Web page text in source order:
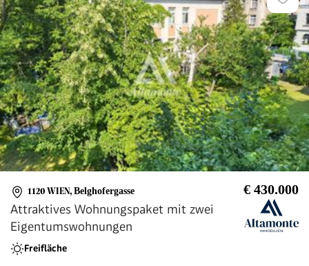
1120 WIEN, Belghofergasse € 430.000
Attraktives Wohnungspaket mit zwei
Eigentumswohnungen
Freifläche